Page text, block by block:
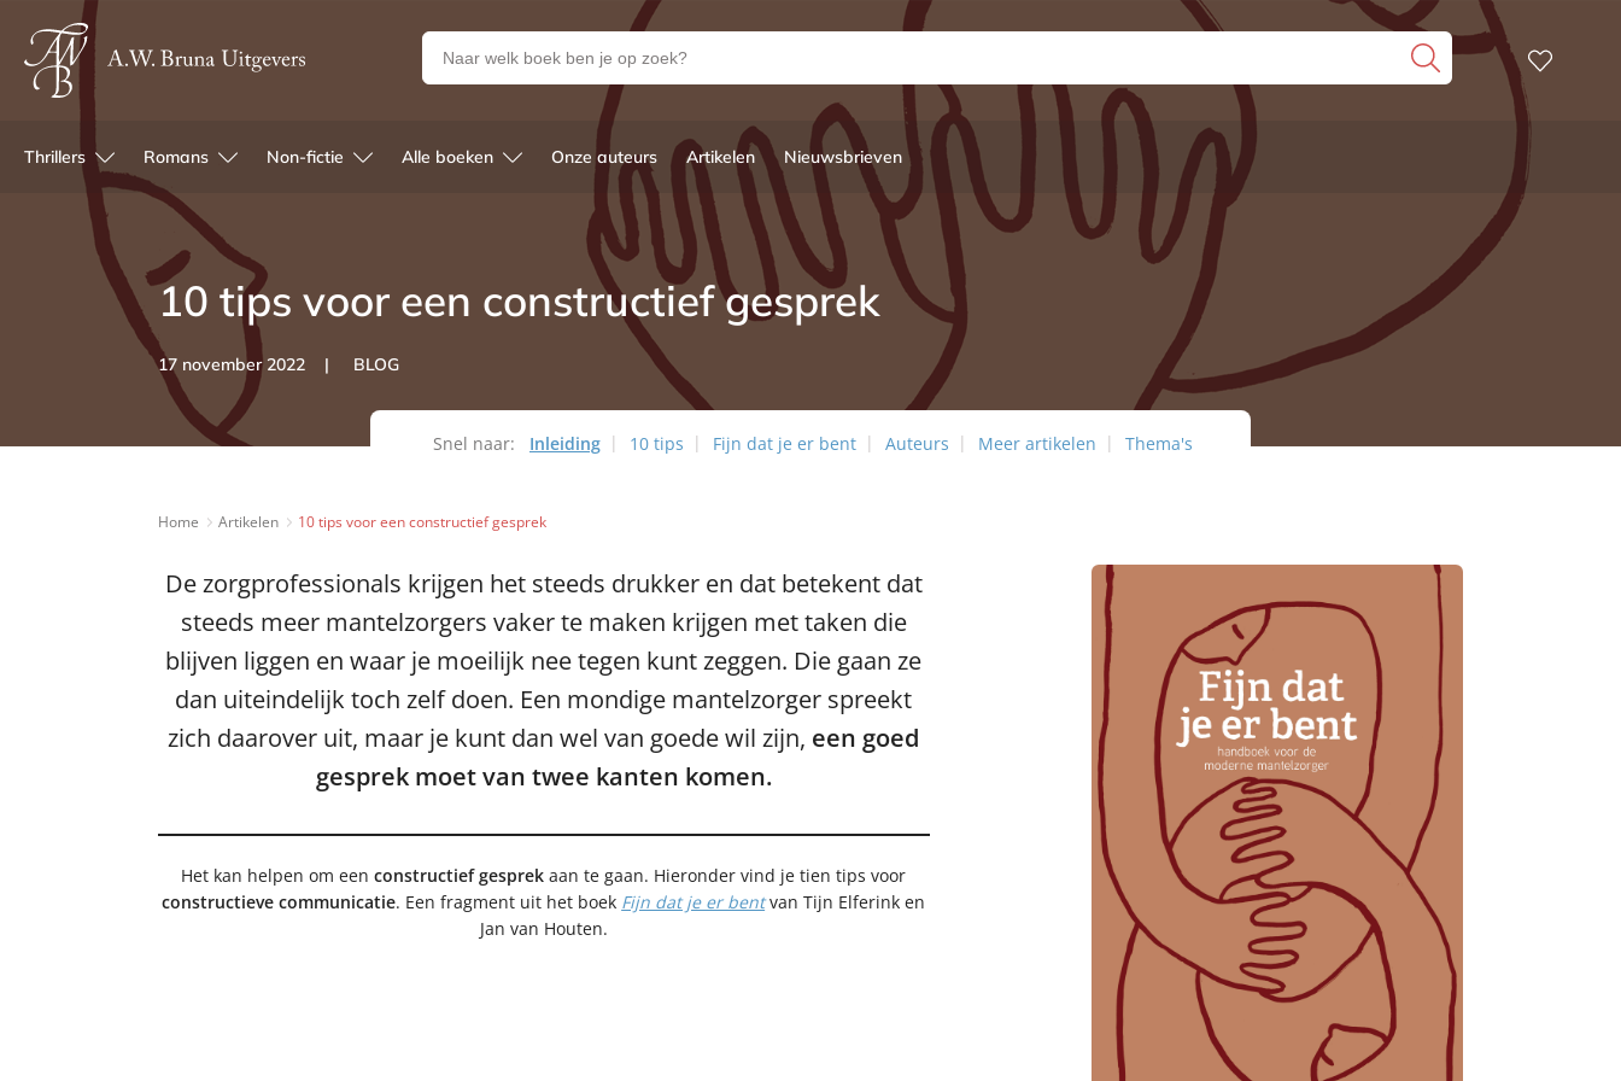
Zoeken
naar
en
Thrillers Romans Non-fictie Alle boeken Onze auteurs Artikelen Nieuwsbrieven
10 tips voor een constructief gesprek
17 november 2022 BLOG
Snel naar: Inleiding 10 tips Fijn dat je er bent Auteurs Meer artikelen Thema's
Home Artikelen 10 tips voor een constructief gesprek
De zorgprofessionals krijgen het steeds drukker en dat betekent dat
steeds meer mantelzorgers vaker te maken krijgen met taken die
blijven liggen en waar je moeilijk nee tegen kunt zeggen. Die gaan ze
dan uiteindelijk toch zelf doen. Een mondige mantelzorger spreekt
zich daarover uit, maar je kunt dan wel van goede wil zijn, een goed
gesprek moet van twee kanten komen.
Het kan helpen om eenconstructief gesprek aan te gaan. Hieronder vind je tien tips voor
constructieve communicatie. Een fragment uit het boek Fijn dat je er bentvan Tijn Elferink en
Jan van Houten.